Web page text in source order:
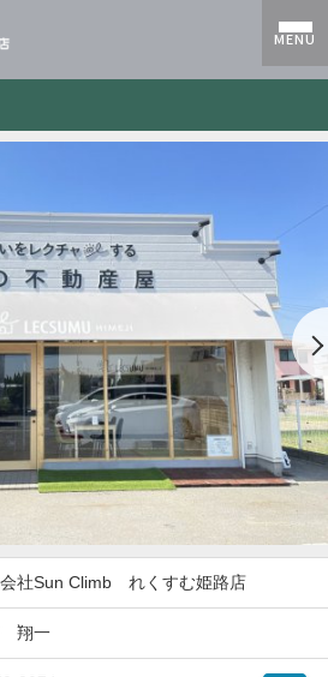
MENU
社Sun Climb れくすむ姫路店
翔一